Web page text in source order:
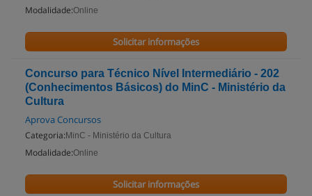
Modalidade:Online
Solicitar informações
Concurso para Técnico Nível Intermediário - 202
(Conhecimentos Básicos) do MinC - Ministério da
Cultura
Aprova Concursos
Categoria: MinC - Ministério da Cultura
Modalidade:Online
Solicitar informações